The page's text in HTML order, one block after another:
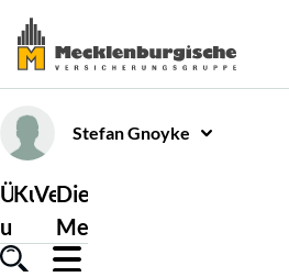
StefanGnoyke
Über
uns
Kundenservice
Versicherungen
Die
Mecklenburgische